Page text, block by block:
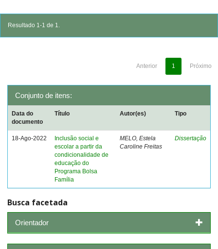
Resultado 1-1 de 1.
Anterior 1 Próximo
Conjunto de itens:
Data do
documento
Título Autor(es) Tipo
18-Ago-2022
Inclusão social e
escolar a partir da
condicionalidade de
educação do
Programa Bolsa
Família
MELO, Estela
Caroline Freitas
Dissertação
Busca facetada
Orientador